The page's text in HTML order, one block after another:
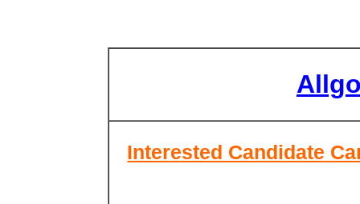
Interested Candidate